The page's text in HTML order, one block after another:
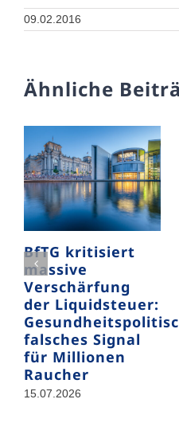
09.02.2016
Ähnliche
BfTG kritisiert
massive
Verschärfung
der Liquidsteuer:
falsches Signal
für Millionen
Raucher
15.07.2026